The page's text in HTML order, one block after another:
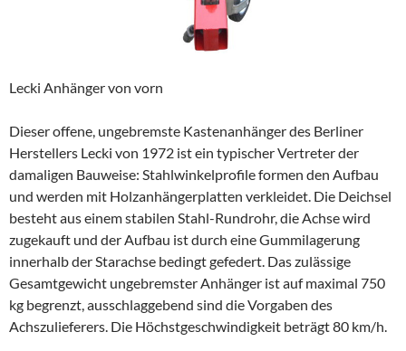
Lecki Anhänger von vorn
Dieser offene, ungebremste Kastenanhänger des Berliner
Herstellers Lecki von 1972 ist ein typischer Vertreter der
damaligen Bauweise: Stahlwinkelprofile formen den Aufbau
und werden mit Holzanhängerplatten verkleidet. Die Deichsel
besteht aus einem stabilen Stahl-Rundrohr, die Achse wird
zugekauft und der Aufbau ist durch eine Gummilagerung
innerhalb der Starachse bedingt gefedert. Das zulässige
Gesamtgewicht ungebremster Anhänger ist auf maximal 750
kg begrenzt, ausschlaggebend sind die Vorgaben des
Achszulieferers. Die Höchstgeschwindigkeit beträgt 80 km/h.